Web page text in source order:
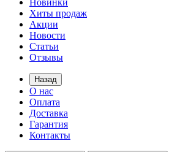
Новинки
Хиты продаж
Акции
Новости
Статьи
Отзывы
Назад
О нас
Оплата
Доставка
Гарантия
Контакты